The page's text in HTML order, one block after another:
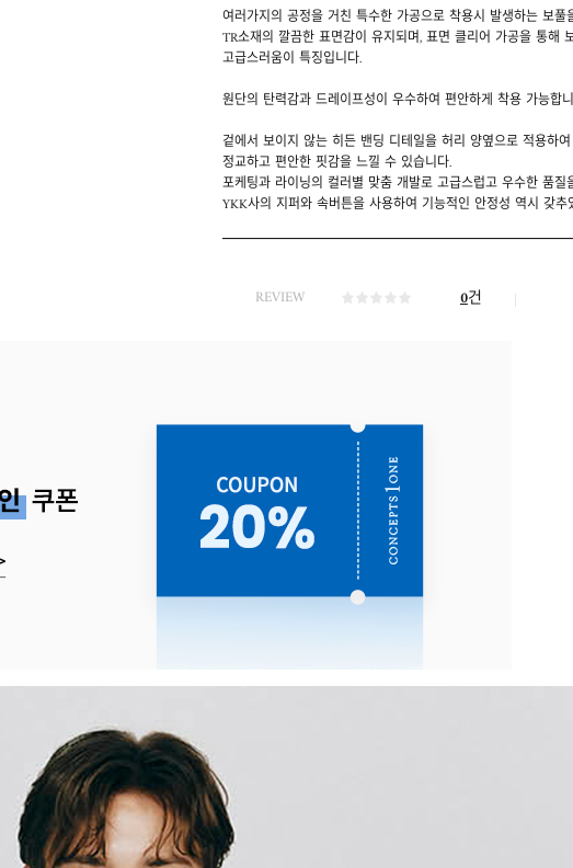
여러가지의 공정을 거친 특수한 가공으로 착용시 발생하는 보풀
TR소재의 깔끔한 표면감이 유지되며, 표면 클리어 가공을 통해
고급스러움이 특징입니다.
원단의 탄력감과 드레이프성이 우수하여 편안하게 착용 가능합
겉에서 보이지 않는 히든 밴딩 디테일을 허리 양옆으로 적용하
정교하고 편안한 핏감을 느낄 수 있습니다.
포케팅과 라이닝의 컬러별 맞춤 개발로 고급스럽고 우수한 품질
YKK사의 지퍼와 속버튼을 사용하여 기능적인 안정성 역시 갖추
REVIEW 0건